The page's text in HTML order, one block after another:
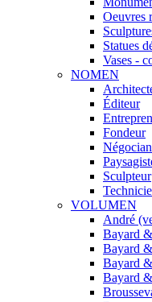
Oeuvres
Statues
Vases -
NOMEN
Éditeur
Fondeur
Sculpteur
VOLUMEN
André
Bayard
Bayard
Bayard
Bayard